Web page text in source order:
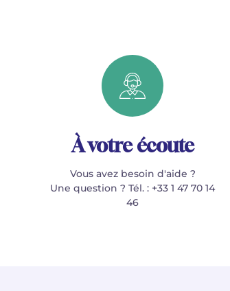
À votre écoute
Vous avez besoin d'aide ?
Une question ? Tél. : +33 1 47 70 14
46